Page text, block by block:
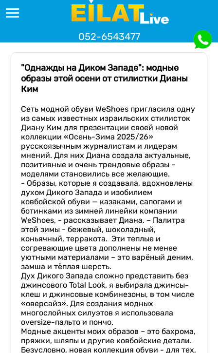
052-6543477
"Однажды на Диком Западе": модные
образы этой осени от стилистки Дианы
Ким
Сеть модной обуви WeShoes пригласила одну
из самых известных израильских стилисток
Диану Ким для презентации своей новой
коллекции «Осень-Зима 2025/26»
русскоязычным журналистам и лидерам
мнений. Для них Диана создала актуальные,
позитивные и очень трендовые образы –
моделями становились все желающие.
- Образы, которые я создавала, вдохновлены
духом Дикого Запада и изобилием
ковбойской обуви — казаками, сапогами и
ботинками из зимней линейки компании
WeShoes, - рассказывает Диана. – Палитра
этой зимы - бежевый, шоколадный,
коньячный, терракота. Эти теплые и
согревающие цвета дополнены не менее
уютными материалами – это варёный деним,
замша и тёплая шерсть.
Дух Дикого Запада сложно представить без
джинсового Total Look, я выбирала джинсы-
клеш и джинсовые комбинезоны, в том числе
«оверсайз». Для создания модных
многослойных силуэтов я использовала
oversize-пальто и пончо.
Модные акценты моих образов – это бахрома,
пряжки, шляпы и другие ковбойские детали.
Безусловно, новая коллекция обуви - для тех,